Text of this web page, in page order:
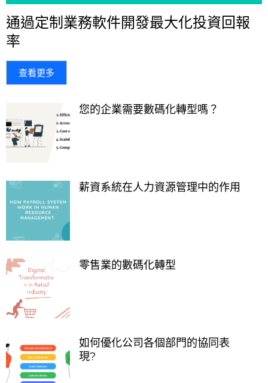
通過定制業務軟件開發最大化投資回報
率
查看更多
您的企業需要數碼化轉型嗎？
薪資系統在人力資源管理中的作用
零售業的數碼化轉型
如何優化公司各個部門的協同表
現?